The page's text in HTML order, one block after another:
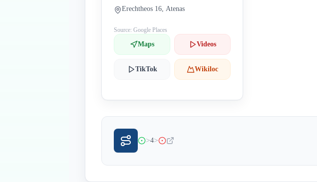
Erechtheos 16, Atenas
Source: Google Places
Maps Videos
TikTok Wikiloc
>4>